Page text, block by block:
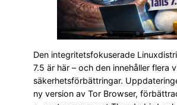
Den integritetsfokuserade
7.5 är här – och den innehåller flera
säkerhetsförbättringar.
ny version av Tor Browser,